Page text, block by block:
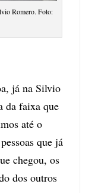
Romero. Foto:
já na Silvio
da faixa que
até o
que já
chegou, os
dos outros